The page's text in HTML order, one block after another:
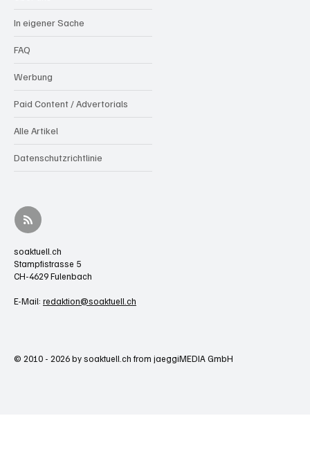
In eigener Sache
FAQ
Werbung
Paid Content / Advertorials
Alle Artikel
Datenschutzrichtlinie
soaktuell.ch
Stampfistrasse 5
CH-4629 Fulenbach
E-Mail: redaktion@soaktuell.ch
© 2010 - 2026 by soaktuell.ch from jaeggiMEDIA GmbH